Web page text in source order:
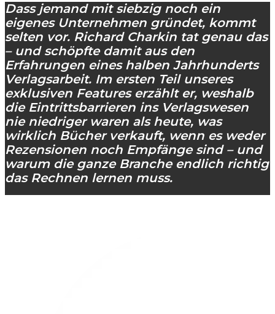
Dass jemand mit siebzig noch ein
eigenes Unternehmen gründet, kommt
selten vor. Richard Charkin tat genau das
– und schöpfte damit aus den
Erfahrungen eines halben Jahrhunderts
Verlagsarbeit. Im ersten Teil unseres
exklusiven Features erzählt er, weshalb
die Eintrittsbarrieren ins Verlagswesen
nie niedriger waren als heute, was
wirklich Bücher verkauft, wenn es weder
Rezensionen noch Empfänge sind – und
warum die ganze Branche endlich richtig
das Rechnen lernen muss.